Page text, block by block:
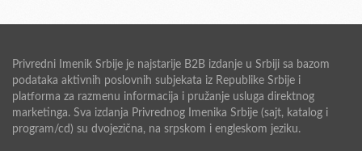
Privredni Imenik Srbije je najstarije B2B izdanje u Srbiji sa bazom
podataka aktivnih poslovnih subjekata iz Republike Srbije i
platforma za razmenu informacija i pružanje usluga direktnog
marketinga. Sva izdanja Privrednog Imenika Srbije (sajt, katalog i
program/cd) su dvojezična, na srpskom i engleskom jeziku.